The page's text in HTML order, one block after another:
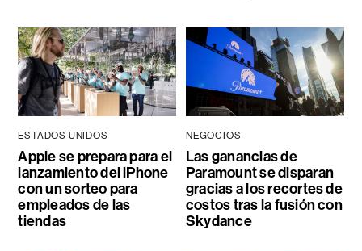
ESTADOS UNIDOS
Apple se prepara para el
lanzamiento del iPhone
con un sorteo para
empleados de las
tiendas
NEGOCIOS
Las ganancias de
Paramount se disparan
gracias a los recortes de
costos tras la fusión con
Skydance